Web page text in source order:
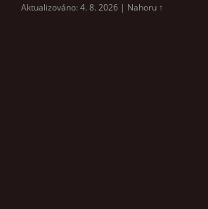
Aktualizováno: 4. 8. 2026 | Nahoru ↑